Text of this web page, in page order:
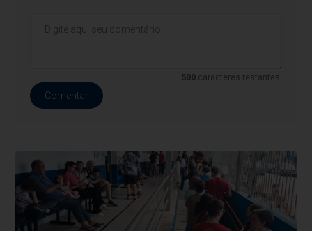
500 caracteres restantes.
Comentar